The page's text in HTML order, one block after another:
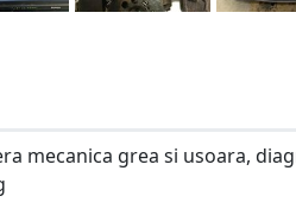
mecanica grea si usoara,